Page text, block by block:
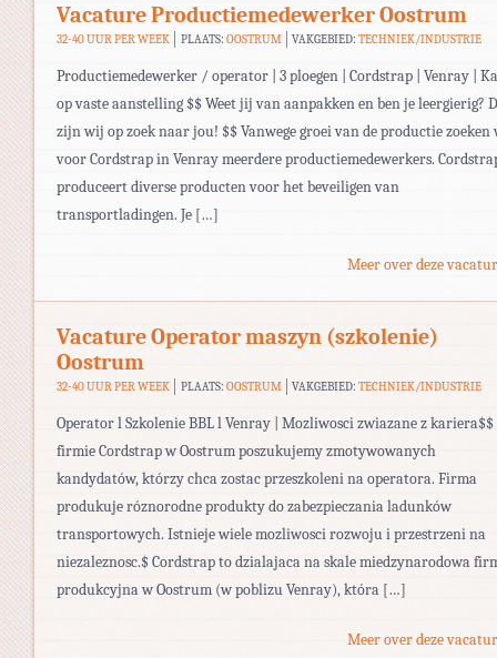
Vacature Productiemedewerker Oostrum
32-40 UUR PER WEEK PLAATS: OOSTRUM VAKGEBIED:TECHNIEK/INDUSTRIE
Productiemedewerker / operator | 3 ploegen | Cordstrap | Venray |
op vaste aanstelling $$ Weet jij van aanpakken en ben je leergierig?
zijn wij op zoek naar jou! $$ Vanwege groei van de productie zoeken
voor Cordstrap in Venray meerdere productiemedewerkers.
produceert diverse producten voor het beveiligen van
transportladingen. Je […]
Meer over deze
Vacature Operator maszyn (szkolenie)
Oostrum
32-40 UUR PER WEEK PLAATS: OOSTRUM VAKGEBIED:TECHNIEK/INDUSTRIE
Operator l Szkolenie BBL l Venray | Mozliwosci zwiazane z kariera$$
firmie Cordstrap w Oostrum poszukujemy zmotywowanych
kandydatów, którzy chca zostac przeszkoleni na operatora. Firma
produkuje róznorodne produkty do zabezpieczania ladunków
transportowych. Istnieje wiele mozliwosci rozwoju i przestrzeni na
niezaleznosc.$ Cordstrap to dzialajaca na skale miedzynarodowa
produkcyjna w Oostrum (w poblizu Venray), która […]
Meer over deze